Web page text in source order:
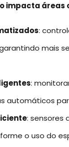
impacta áreas
:
mais
:
automáticos
: sensores
o uso do